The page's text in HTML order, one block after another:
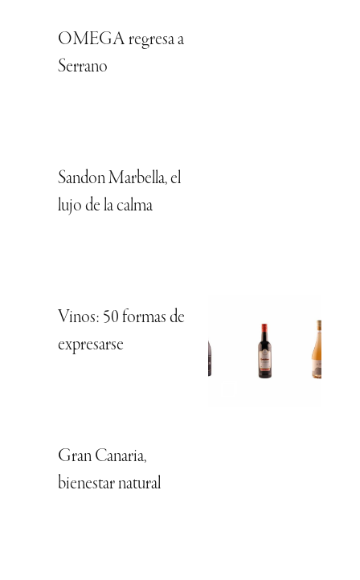
OMEGA regresa a
Serrano
Sandon Marbella, el
lujo de la calma
Vinos: 50 formas de
expresarse
Gran Canaria,
bienestar natural